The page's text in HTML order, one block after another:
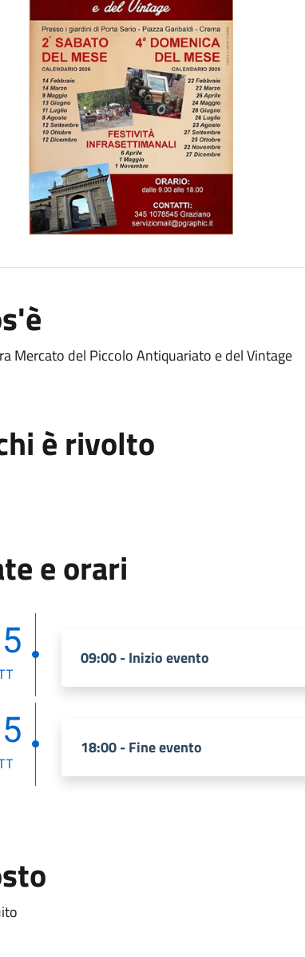
Mercato del Piccolo Antiquariato e del Vintage
è rivolto
e orari
09:00 - Inizio evento
18:00 - Fine evento